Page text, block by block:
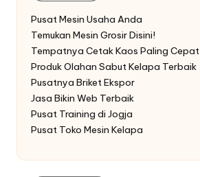
Pusat Mesin Usaha Anda
Temukan Mesin Grosir Disini!
Tempatnya Cetak Kaos Paling Cepat
Produk Olahan Sabut Kelapa Terbaik
Pusatnya Briket Ekspor
Jasa Bikin Web Terbaik
Pusat Training di Jogja
Pusat Toko Mesin Kelapa